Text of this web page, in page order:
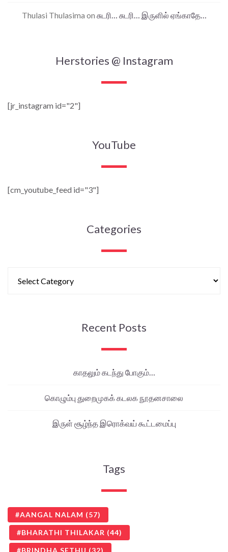
Thulasi Thulasima on சுடரி… சுடரி… இருளில் ஏங்காதே…
Herstories @ Instagram
[jr_instagram id="2"]
YouTube
[cm_youtube_feed id="3"]
Categories
Recent Posts
காதலும் கடந்து போகும்…
கொழும்பு துறைமுகக் கடலக நூதனசாலை
இருள் சூழ்ந்த இரொக்வய் கூட்டமைப்பு
Tags
AANGAL NALAM (57)
BHARATHI THILAKAR (44)
BRINDHA SETHU (32)